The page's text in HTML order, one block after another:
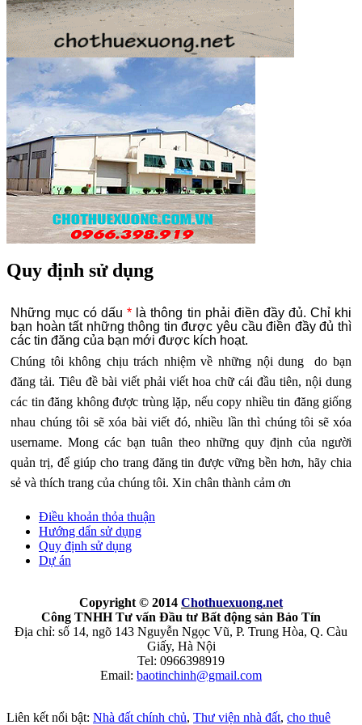
Quy định sử dụng
Những mục có dấu* là thông tin phải điền đầy đủ. Chỉ khi
bạn hoàn tất những thông tin được yêu cầu điền đầy đủ thì
các tin đăng của bạn mới được kích hoạt.
Chúng tôi không chịu trách nhiệm về những nội dung do bạn
đăng tải. Tiêu đề bài viết phải viết hoa chữ cái đầu tiên, nội dung
các tin đăng không được trùng lặp, nếu copy nhiều tin đăng giống
nhau chúng tôi sẽ xóa bài viết đó, nhiều lần thì chúng tôi sẽ xóa
username. Mong các bạn tuân theo những quy định của người
quản trị, để giúp cho trang đăng tin được vững bền hơn, hãy chia
sẻ và thích trang của chúng tôi. Xin chân thành cảm ơn
Điều khoản thỏa thuận
Hướng dẩn sử dụng
Quy định sử dụng
Dự án
Copyright © 2014 Chothuexuong.net
Công TNHH Tư vấn Đầu tư Bất động sản Bảo Tín
Địa chỉ: số 14, ngõ 143 Nguyễn Ngọc Vũ, P. Trung Hòa, Q. Càu
Giấy, Hà Nội
Tel: 0966398919
Email: baotinchinh@gmail.com
Liên kết nổi bật: Nhà đất chính chủ, Thư viện nhà đất, cho thuê